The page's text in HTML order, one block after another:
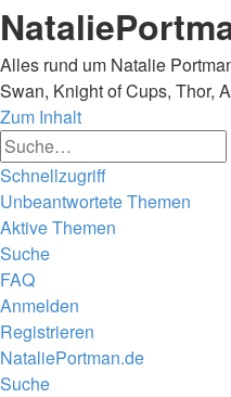
Alles rund um Natalie
Swan, Knight of Cups, Thor,
Zum Inhalt
Schnellzugriff
Unbeantwortete Themen
Aktive Themen
Suche
FAQ
Anmelden
Registrieren
NataliePortman.de
Suche